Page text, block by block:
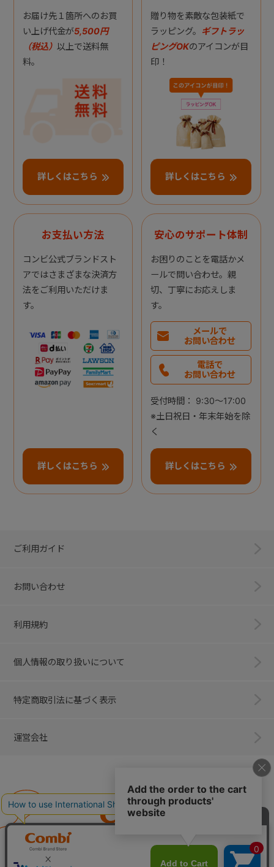
お届け先１箇所へのお買
い上げ代金が5,500円
（税込） 以上で送料無
料。
詳しくはこちら
贈り物を素敵な包装紙で
ラッピング。 ギフトラッ
ピングOKのアイコンが目
印！
詳しくはこちら
お支払い方法
コンビ公式ブランドスト
アではさまざまな決済方
法をご利用いただけま
す。
詳しくはこちら
安心のサポート体制
お困りのことを電話かメ
ールで問い合わせ。親
切、丁寧にお応えしま
す。
メールで
お問い合わせ
電話で
お問い合わせ
受付時間： 9:30～17:00
※土日祝日・年末年始を除
く
詳しくはこちら
ご利用ガイド
お問い合わせ
利用規約
個人情報の取り扱いについて
特定商取引法に基づく表示
運営会社
子育てに、イノベーションを。
ベビー用品のコンビ株式会社